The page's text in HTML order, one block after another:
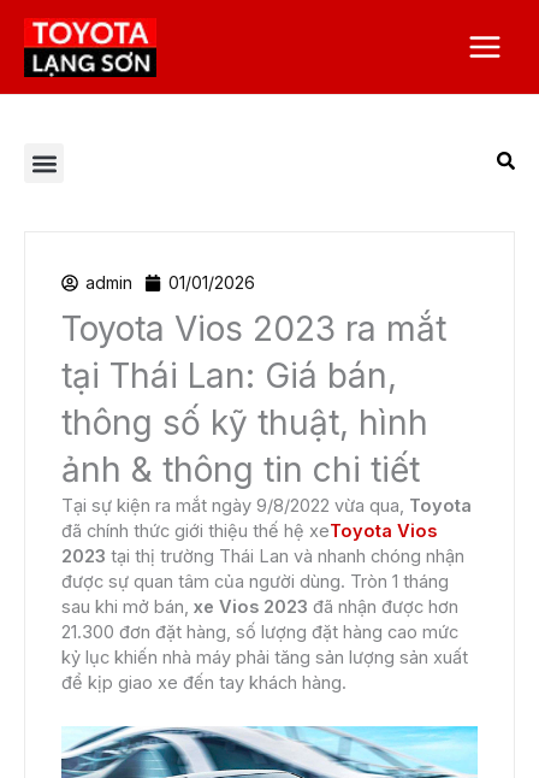
Nhảy
dung
Menu
admin 01/01/2026
Toyota Vios 2023 ra mắt
tại Thái Lan: Giá bán,
thông số kỹ thuật, hình
ảnh & thông tin chi tiết
Tại sự kiện ra mắt ngày 9/8/2022 vừa qua, Toyota
đã chính thức giới thiệu thế hệ xeToyota Vios
2023 tại thị trường Thái Lan và nhanh chóng nhận
được sự quan tâm của người dùng. Tròn 1 tháng
sau khi mở bán, xe Vios 2023 đã nhận được hơn
21.300 đơn đặt hàng, số lượng đặt hàng cao mức
kỷ lục khiến nhà máy phải tăng sản lượng sản xuất
để kịp giao xe đến tay khách hàng.